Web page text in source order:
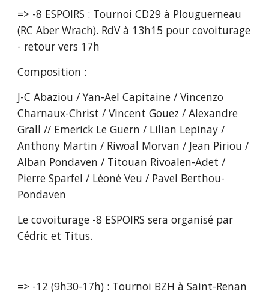
=> -8 ESPOIRS : Tournoi CD29 à Plouguerneau
(RC Aber Wrach). RdV à 13h15 pour covoiturage
- retour vers 17h
Composition :
J-C Abaziou / Yan-Ael Capitaine / Vincenzo
Charnaux-Christ / Vincent Gouez / Alexandre
Grall // Emerick Le Guern / Lilian Lepinay /
Anthony Martin / Riwoal Morvan / Jean Piriou /
Alban Pondaven / Titouan Rivoalen-Adet /
Pierre Sparfel / Léoné Veu / Pavel Berthou-
Pondaven
Le covoiturage -8 ESPOIRS sera organisé par
Cédric et Titus.
=> -12 (9h30-17h) : Tournoi BZH à Saint-Renan